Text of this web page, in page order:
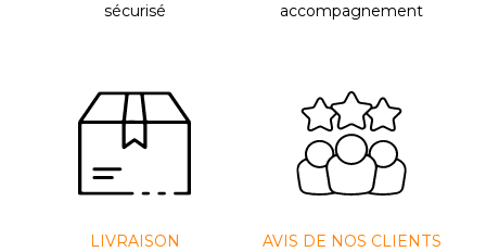
sécurisé
accompagnement
LIVRAISON
AVIS DE NOS CLIENTS